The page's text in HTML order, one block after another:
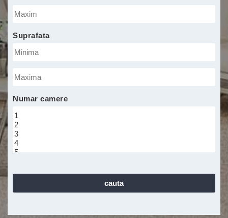
Suprafataminima
Suprafata
Numar camere